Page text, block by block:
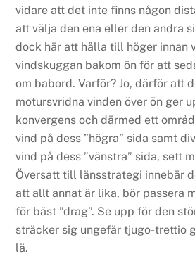
vidare att det inte finns någon
att välja den ena eller den andra
dock här att hålla till höger innan
vindskuggan bakom ön för att
om babord. Varför? Jo, därför att
motursvridna vinden över ön ger
konvergens och därmed ett
vind på dess ”högra” sida samt
vind på dess ”vänstra” sida, sett
Översatt till länsstrategi innebär
att allt annat är lika, bör passera
för bäst ”drag”. Se upp för den
sträcker sig ungefär tjugo-trettio
lä.